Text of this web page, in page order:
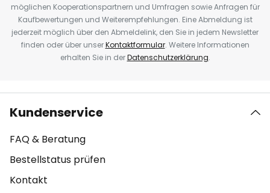
möglichen Kooperationspartnern und Umfragen sowie Anfragen für
Kaufbewertungen und Weiterempfehlungen. Eine Abmeldung ist
jederzeit möglich über den Abmeldelink, den Sie in jedem Newsletter
finden oder über unserKontaktformular. Weitere Informationen
erhalten Sie in derDatenschutzerklärung.
Kundenservice
FAQ & Beratung
Bestellstatus prüfen
Kontakt